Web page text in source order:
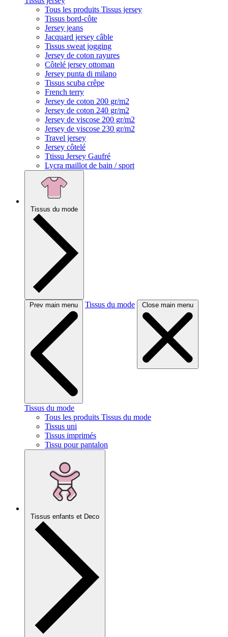
Tous les produits Tissus jersey
Tissus bord-côte
Jersey jeans
Jacquard jersey câble
Tissus sweat jogging
Jersey de coton rayures
Côtelé jersey ottoman
Jersey punta di milano
Tissus scuba crêpe
French terry
Jersey de coton 200 gr/m2
Jersey de coton 240 gr/m2
Jersey de viscose 200 gr/m2
Jersey de viscose 230 gr/m2
Travel jersey
Jersey côtelé
Ttissu Jersey Gaufré
Lycra maillot de bain / sport
Tissus du mode
Prev main menu Tissus du mode Close main menu
Tissus du mode
Tous les produits Tissus du mode
Tissus uni
Tissus imprimés
Tissu pour pantalon
Tissus enfants et Deco